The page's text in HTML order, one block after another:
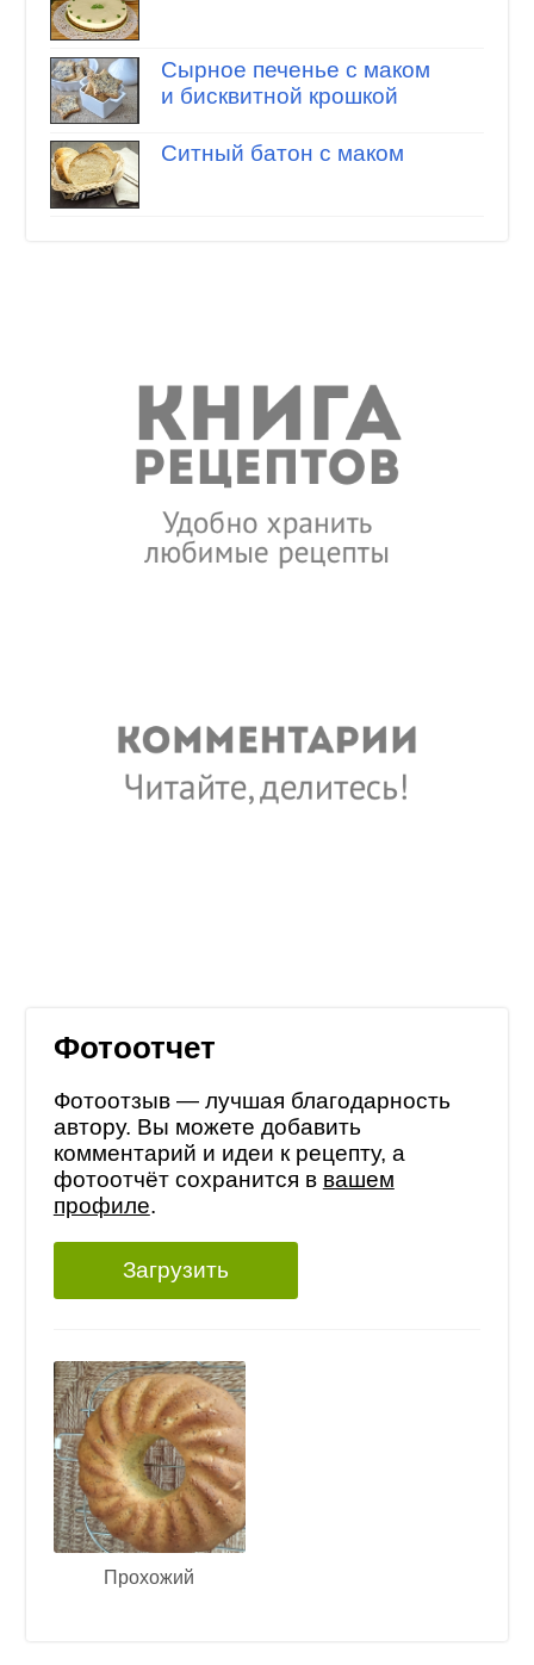
Сырное печенье с маком
и бисквитной крошкой
Ситный батон с маком
Фотоотчет
Фотоотзыв — лучшая благодарность
автору. Вы можете добавить
комментарий и идеи к рецепту, а
фотоотчёт сохранится в вашем
профиле.
Загрузить
Прохожий